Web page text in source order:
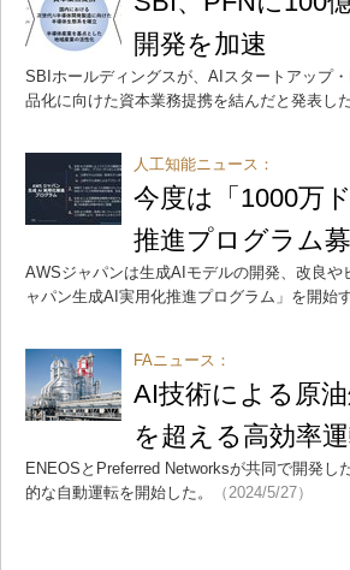
開発を加速
SBIホールディングスが、AIスタートアップ
品化に向けた資本業務提携を結んだと発表した
人工知能ニュース：
今度は「1000万
推進プログラム
AWSジャパンは生成AIモデルの開発、改良
ャパン生成AI実用化推進プログラム」を開始
FAニュース：
AI技術による原
を超える高効率
ENEOSとPreferred Networksが共同で開発
的な自動運転を開始した。
（2024/5/27）